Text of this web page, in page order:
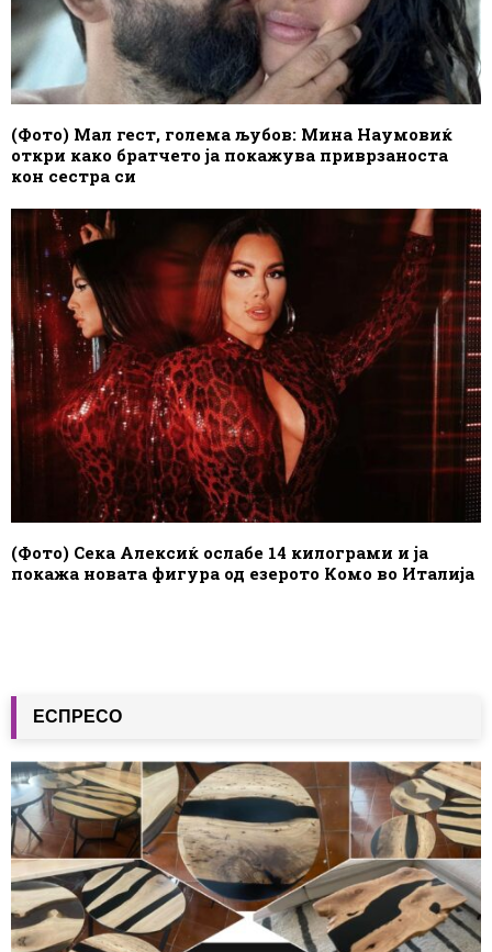
(Фото) Мал гест, голема љубов: Мина Наумовиќ
откри како братчето ја покажува приврзаноста
кон сестра си
(Фото) Сека Алексиќ ослабе 14 килограми и ја
покажа новата фигура од езерото Комо во Италија
ЕСПРЕСО